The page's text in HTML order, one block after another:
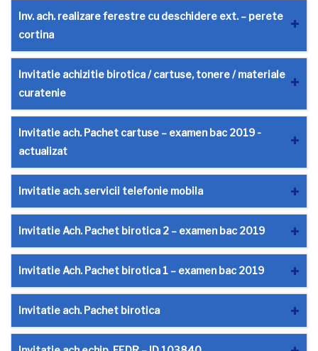
Inv. ach. realizare ferestre cu deschidere ext. – perete
cortina
Invitatie achizitie birotica / cartuse, tonere / materiale
curatenie
Invitatie ach. Pachet cartuse – examen bac 2019 -
actualizat
Invitatie ach. servicii telefonie mobila
Invitatie Ach. Pachet birotica 2 – examen bac 2019
Invitatie Ach. Pachet birotica 1 – examen bac 2019
Invitatie ach. Pachet birotica